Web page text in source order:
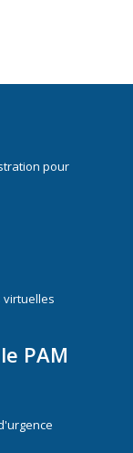
pour
virtuelles
PAM